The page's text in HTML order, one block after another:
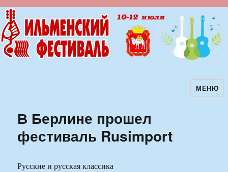
Ильменский фестиваль авторскойМЕНЮ
В Берлине прошел
фестиваль Rusimport
Русские и русская классика